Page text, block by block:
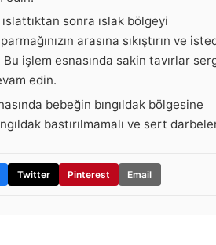
sonra ıslak bölgeyi
arasına sıkıştırın ve
Bu işlem esnasında sakin tavırlar
edin.
bebeğin bıngıldak bölgesine
bastırılmamalı ve sert
Twitter Pinterest Email